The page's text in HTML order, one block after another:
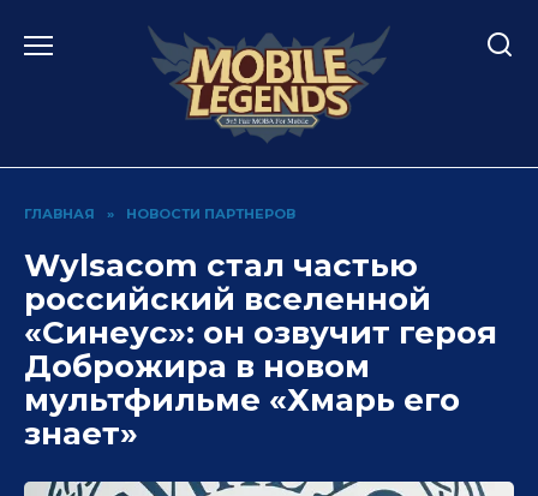
ГЛАВНАЯ » НОВОСТИ ПАРТНЕРОВ
Wylsacom стал частью
российский вселенной
«Синеус»: он озвучит героя
Доброжира в новом
мультфильме «Хмарь его
знает»